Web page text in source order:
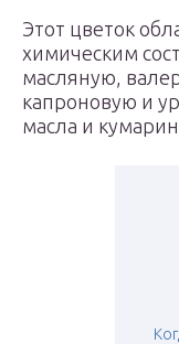
Этот цветок
химическим
масляную,
капроновую и
масла и